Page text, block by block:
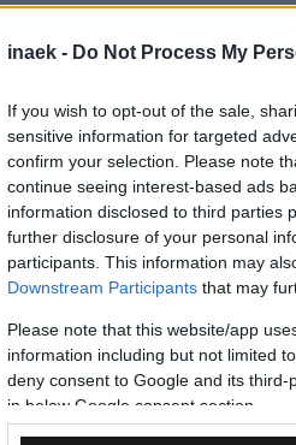
inaek - Do Not Process My
If you wish to opt-out of the sale,
sensitive information for targeted
confirm your selection. Please note
continue seeing interest-based ads
information disclosed to third parties
further disclosure of your personal
participants. This information may
Downstream Participants that may
Please note that this website/app
information including but not limited
deny consent to Google and its
in below Google consent section.
20
Survivor:
ασυλία
Σε οριακό
Survivor, λίγες
δύο ομάδες να
συμβούλιο. Το
πανηγυρισμούς
ήττα για τους